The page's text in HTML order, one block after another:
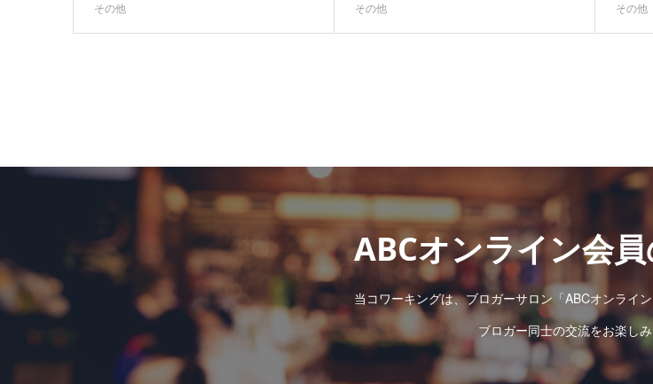
その他 その他 その他
ABCオンライン会
当コワーキングは、ブロガーサロン「ABCオンライ
ブロガー同士の交流をお楽しみ